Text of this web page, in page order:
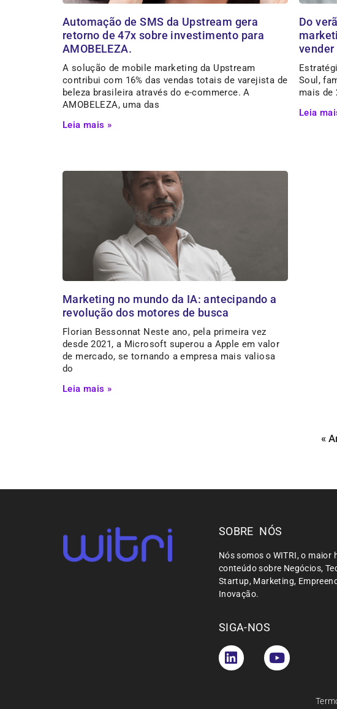
Automação de SMS da Upstream gera
retorno de 47x sobre investimento para
AMOBELEZA.
A solução de mobile marketing da Upstream
contribui com 16% das vendas totais de varejista de
beleza brasileira através do e-commerce. A
AMOBELEZA, uma das
Leia mais »
Do
vender
Soul,
mais de
Leia
Marketing no mundo da IA: antecipando a
revolução dos motores de busca
Florian Bessonnat Neste ano, pela primeira vez
desde 2021, a Microsoft superou a Apple em valor
de mercado, se tornando a empresa mais valiosa
do
Leia mais »
«
SOBRE NÓS
Nós somos o WITRI, o maior
conteúdo sobre Negócios,
Startup, Marketing,
Inovação.
SIGA-NOS